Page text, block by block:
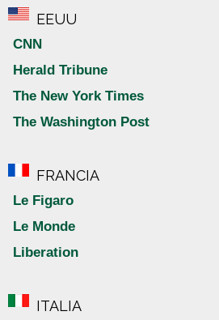
EEUU
CNN
Herald Tribune
The New York Times
The Washington Post
FRANCIA
Le Figaro
Le Monde
Liberation
ITALIA